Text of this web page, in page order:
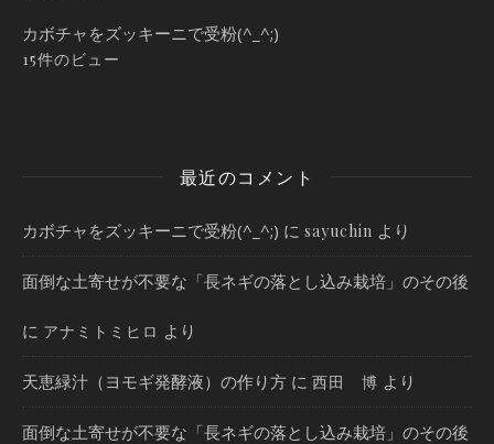
カボチャをズッキーニで受粉(^_^;)
15件のビュー
最近のコメント
カボチャをズッキーニで受粉(^_^;) に sayuchin より
面倒な土寄せが不要な「長ネギの落とし込み栽培」のその後
に アナミトミヒロ より
天恵緑汁（ヨモギ発酵液）の作り方 に 西田 博 より
面倒な土寄せが不要な「長ネギの落とし込み栽培」のその後